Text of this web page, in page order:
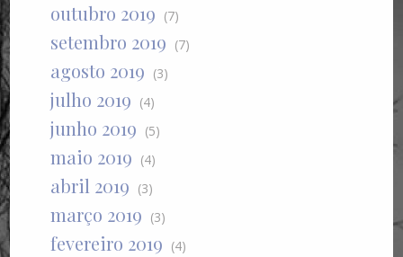
outubro 2019 (7)
setembro 2019 (7)
agosto 2019 (3)
julho 2019 (4)
junho 2019 (5)
maio 2019 (4)
abril 2019 (3)
março 2019 (3)
fevereiro 2019 (4)